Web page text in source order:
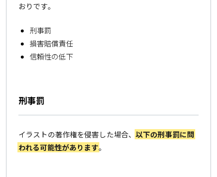
おりです。
刑事罰
損害賠償責任
信頼性の低下
刑事罰
イラストの著作権を侵害した場合、以下の刑事罰に問
われる可能性があります。